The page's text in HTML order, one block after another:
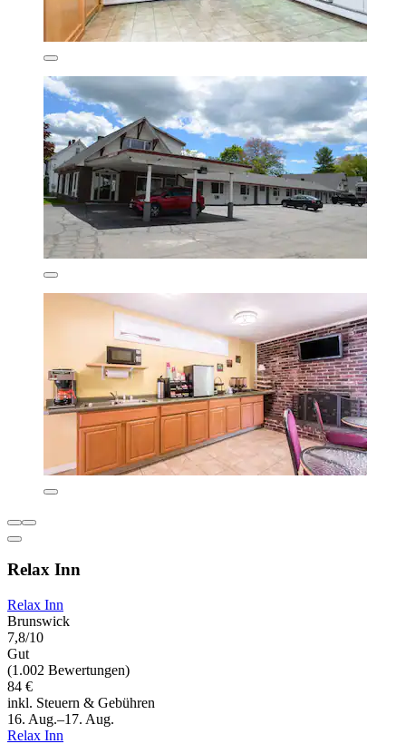
Relax Inn
Relax Inn
Brunswick
7,8/10
Gut
(1.002 Bewertungen)
84 €
inkl. Steuern & Gebühren
16. Aug.–17. Aug.
Relax Inn